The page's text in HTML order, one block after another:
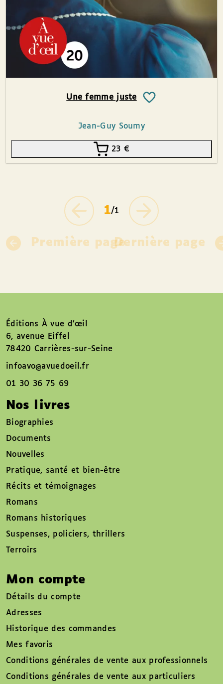
Une femme juste
Jean-Guy Soumy
23 €
Première page
1/1
Dernière page
Éditions À vue d’œil
6, avenue Eiffel
78420 Carrières-sur-Seine
infoavo@avuedoeil.fr
01 30 36 75 69
Nos livres
Biographies
Documents
Nouvelles
Pratique, santé et bien-être
Récits et témoignages
Romans
Romans historiques
Suspenses, policiers, thrillers
Terroirs
Mon compte
Détails du compte
Adresses
Historique des commandes
Mes favoris
Conditions générales de vente aux professionnels
Conditions générales de vente aux particuliers